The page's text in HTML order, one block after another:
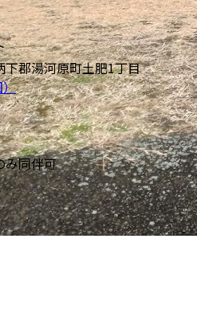
下郡湯河原町土肥1丁目
み同伴可